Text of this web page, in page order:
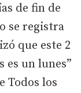
de fin de
se registra
que este 2
es un lunes”
Todos los